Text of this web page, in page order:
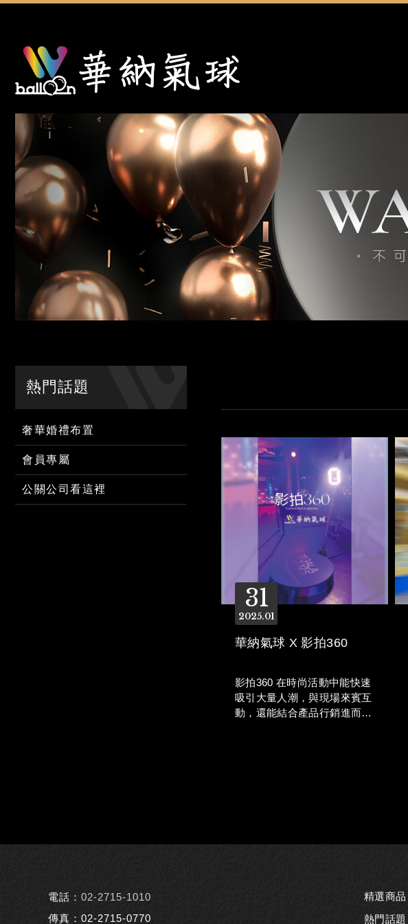
熱門話題
奢華婚禮布置
會員專屬
公關公司看這裡
31
01
2025
華納氣球 X 影拍360
影拍360 在時尚活動中能快速
吸引大量人潮，與現場來賓互
動，還能結合產品行銷進而提
電話： 02-2715-1010
傳真：02-2715-0770
精選商品
熱門話題